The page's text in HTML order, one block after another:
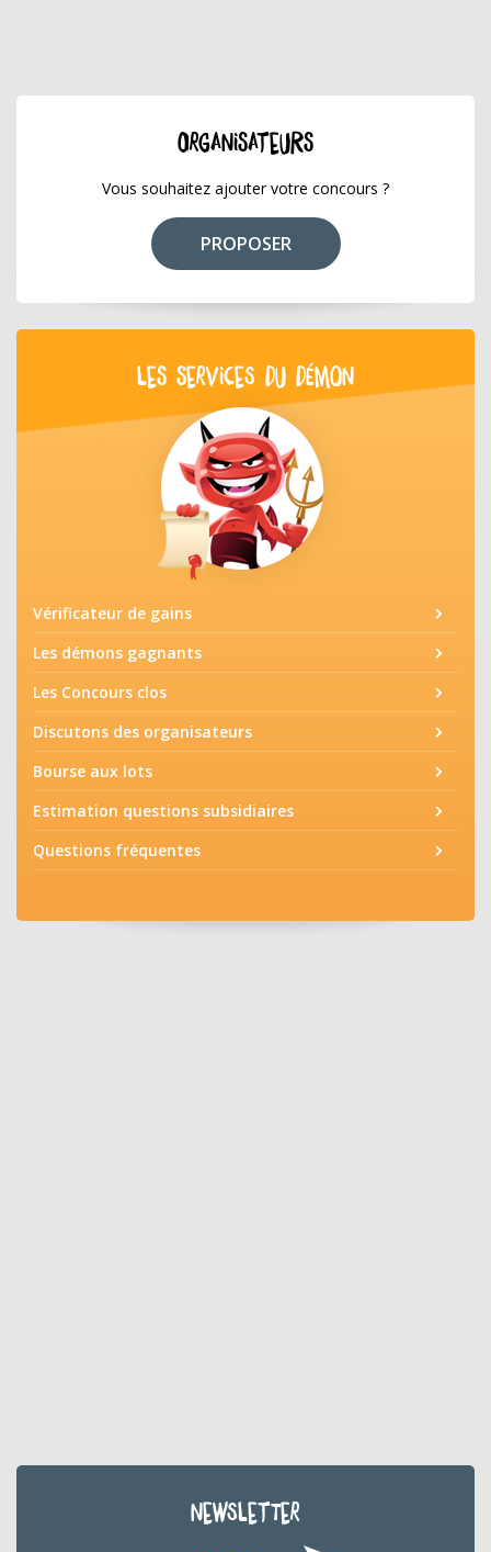
ORGANISATEURS
Vous souhaitez ajouter votre concours ?
PROPOSER
LES SERVICES DU DÉMON
Vérificateur de gains
Les démons gagnants
Les Concours clos
Discutons des organisateurs
Bourse aux lots
Estimation questions subsidiaires
Questions fréquentes
NEWSLETTER